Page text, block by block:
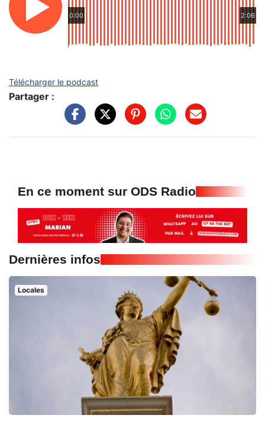
0:00 2:06
Télécharger le podcast
Partager :
En ce moment sur ODS Radio
Dernières infos
Locales